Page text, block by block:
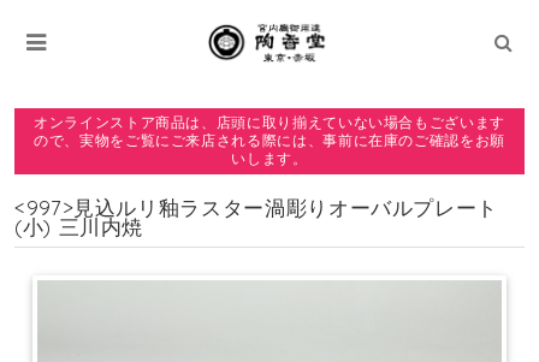
オンラインストア商品は、店頭に取り揃えていない場合もございます
ので、実物をご覧にご来店される際には、事前に在庫のご確認をお願
いします。
<997>見込ルリ釉ラスター渦彫りオーバルプレート
(小) 三川内焼